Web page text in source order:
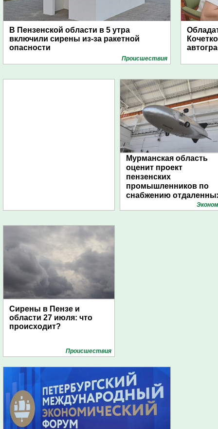
В Пензенской области в 5 утра
включили сирены из-за ракетной
опасности
Проиcшествия
Мурманская область
оценит проект
пензенских
промышленников по
снабжению
поселений с помощью
Сирены в Пензе и
области 27 июля: что
происходит?
Проиcшествия